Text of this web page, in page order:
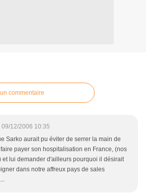
commentaire
09/12/2006 10:35
Sarko aurait pu éviter de serrer la main de
payer son hospitalisation en France, (nos
et lui demander d'ailleurs pourquoi il désirait
dans notre affreux pays de sales